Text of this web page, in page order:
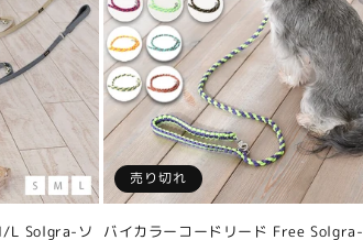
L Solgra-ソ
売り切れ
バイカラーコードリード Free